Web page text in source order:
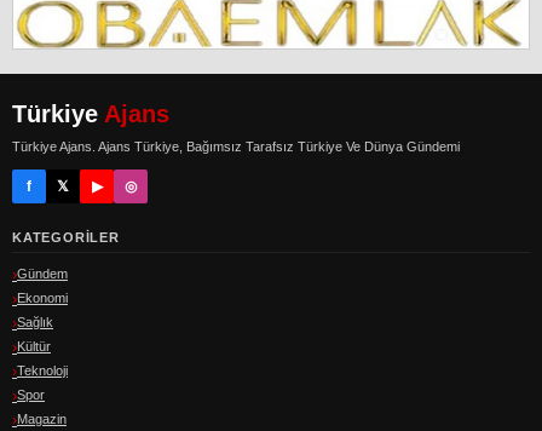
Türkiye Ajans
Türkiye Ajans. Ajans Türkiye, Bağımsız Tarafsız Türkiye Ve Dünya Gündemi
f 𝕏 ▶ ◎
KATEGORILER
Gündem
Ekonomi
Sağlık
Kültür
Teknoloji
Spor
Magazin